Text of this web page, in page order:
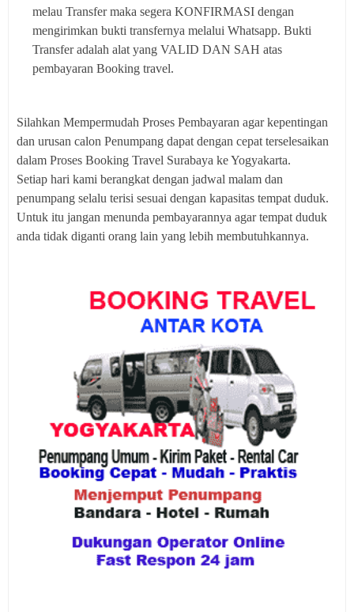
melau Transfer maka segera KONFIRMASI dengan
mengirimkan bukti transfernya melalui Whatsapp. Bukti
Transfer adalah alat yang VALID DAN SAH atas
pembayaran Booking travel.
Silahkan Mempermudah Proses Pembayaran agar kepentingan
dan urusan calon Penumpang dapat dengan cepat terselesaikan
dalam Proses Booking Travel Surabaya ke Yogyakarta.
Setiap hari kami berangkat dengan jadwal malam dan
penumpang selalu terisi sesuai dengan kapasitas tempat duduk.
Untuk itu jangan menunda pembayarannya agar tempat duduk
anda tidak diganti orang lain yang lebih membutuhkannya.